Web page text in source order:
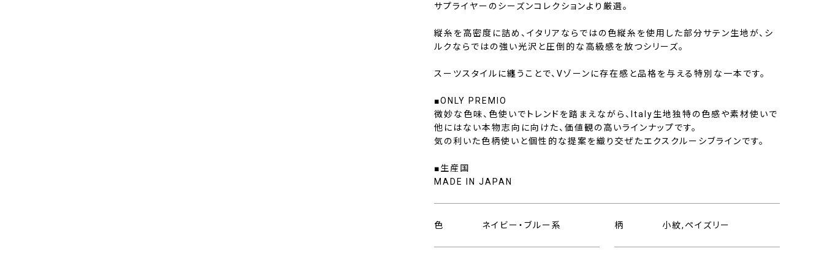
サプライヤーのシーズンコレクションより厳選。
縦糸を高密度に詰め、イタリアならではの色縦糸を使用した部分サテン生地が、シ
ルクならではの強い光沢と圧倒的な高級感を放つシリーズ。
スーツスタイルに纏うことで、Vゾーンに存在感と品格を与える特別な一本です。
■ONLY PREMIO
微妙な色味、色使いでトレンドを踏まえながら、Italy生地独特の色感や素材使いで
他にはない本物志向に向けた、価値観の高いラインナップです。
気の利いた色柄使いと個性的な提案を織り交ぜたエクスクルーシブラインです。
■生産国
MADE IN JAPAN
色 ネイビー・ブルー系 柄 小紋,ペイズリー